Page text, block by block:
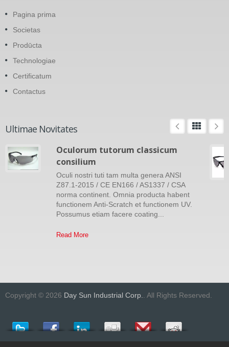
Pagina prima
Societas
Prodūcta
Technologiae
Certificatum
Contactus
Ultimae Novitates
Oculorum tutorum classicum
consilium
Oculi nostri tuti tam multa genera ANSI
Z87.1-2015 / CE EN166 / AS1337 / CSA
norma continent. Omnia producta habent
functionem Anti-Scratch et functionem UV.
Possumus etiam facere coating...
Read More
Copyright © 2026 Day Sun Industrial Corp.. All Rights Reserved.